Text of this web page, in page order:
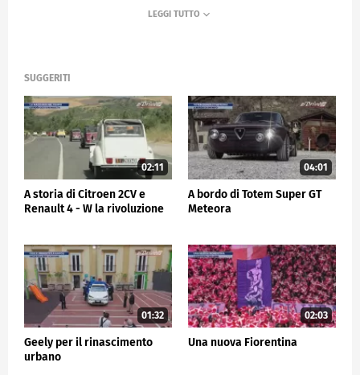
SUGGERITI
02:11
A storia di Citroen 2CV e
Renault 4 - W la rivoluzione
04:01
A bordo di Totem Super GT
Meteora
01:32
Geely per il rinascimento
urbano
02:03
Una nuova Fiorentina